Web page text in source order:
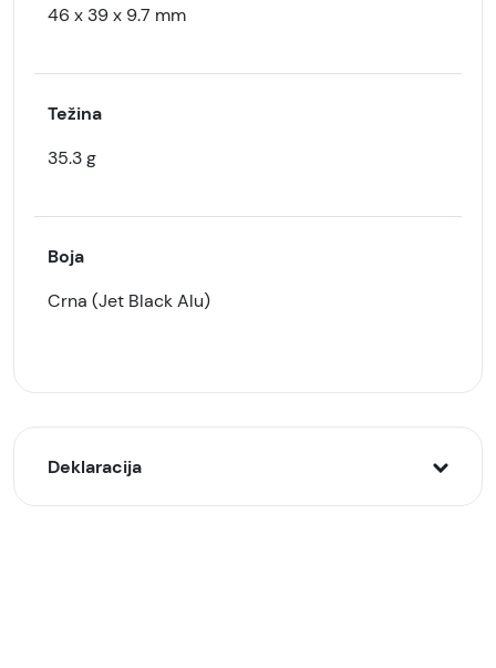
46 x 39 x 9.7 mm
Težina
35.3 g
Boja
Crna (Jet Black Alu)
Deklaracija